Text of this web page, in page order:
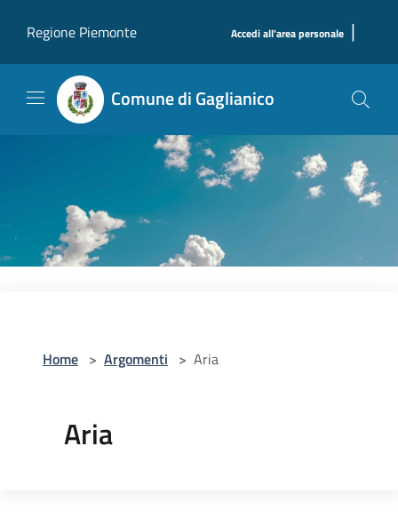
Regione Piemonte
Accedi all'area personale |
Comune di Gaglianico
Home > Argomenti > Aria
Aria